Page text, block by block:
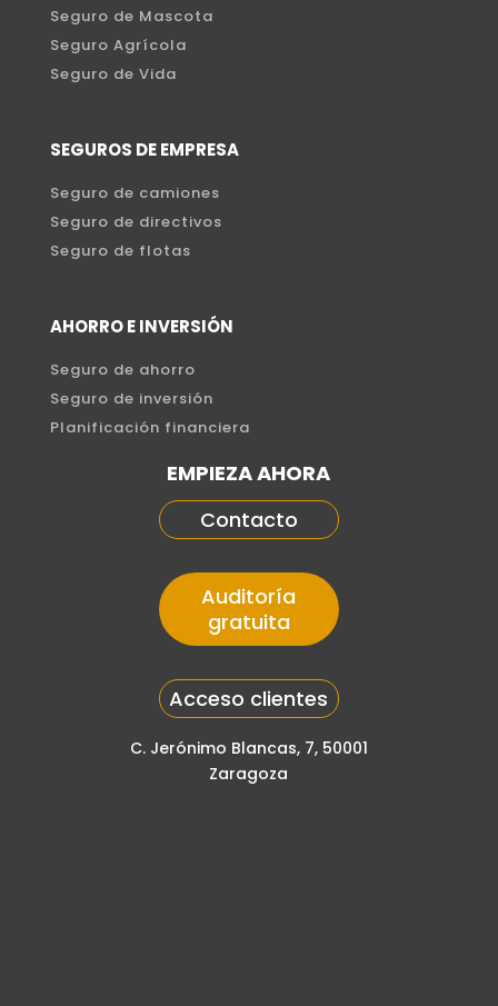
Seguro de Mascota
Seguro Agrícola
Seguro de Vida
SEGUROS DE EMPRESA
Seguro de camiones
Seguro de directivos
Seguro de flotas
AHORRO E INVERSIÓN
Seguro de ahorro
Seguro de inversión
Planificación financiera
EMPIEZA AHORA
Contacto
Auditoría
gratuita
Acceso clientes
C. Jerónimo Blancas, 7, 50001
Zaragoza